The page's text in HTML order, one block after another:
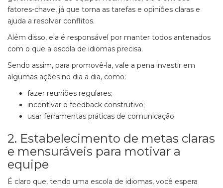
fatores-chave, já que torna as tarefas e opiniões claras e
ajuda a resolver conflitos.
Além disso, ela é responsável por manter todos antenados
com o que a escola de idiomas precisa.
Sendo assim, para promovê-la, vale a pena investir em
algumas ações no dia a dia, como:
fazer reuniões regulares;
incentivar o feedback construtivo;
usar ferramentas práticas de comunicação.
2. Estabelecimento de metas claras
e mensuráveis para motivar a
equipe
É claro que, tendo uma escola de idiomas, você espera